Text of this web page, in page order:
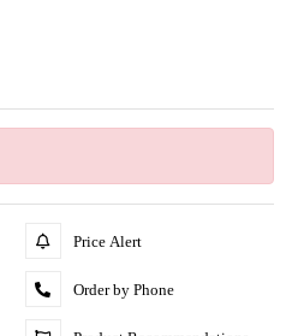
Price Alert
Order by Phone